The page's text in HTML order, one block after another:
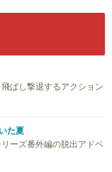
ばし撃退するアクション
た夏
ーズ番外編の脱出アドベ